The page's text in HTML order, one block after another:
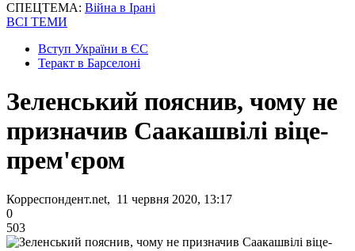
СПЕЦТЕМА: Війна в Ірані
ВСІ ТЕМИ
Вступ України в ЄС
Теракт в Барселоні
Зеленський пояснив, чому не
призначив Саакашвілі віце-
прем'єром
Корреспондент.net, 11 червня 2020, 13:17
0
503